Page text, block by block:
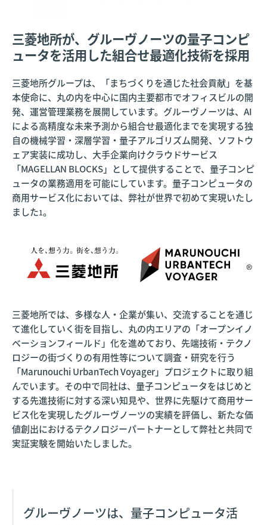
三菱地所が、グルーヴノーツの量子コンピ
ュータを活用した組合せ最適化技術を採用
三菱地所グループは、「まちづくりを通じた社会貢献」を基
本使命に、丸の内を中心に国内主要都市でオフィスビルの開
発、運営管理業務を展開しています。グルーヴノーツは、AI
による高精度な未来予測から組合せ最適化までを実現する独
自の機械学習・深層学習・量子アルゴリズム開発、ソフトウ
ェア実装に成功し、大手企業向けクラウドサービス
「MAGELLAN BLOCKS」として提供することで、量子コンピ
ュータの業務適用を可能にしています。量子コンピュータの
商用サービス化においては、弊社が世界で初めて実現いたし
ました1。
三菱地所では、多様な人・企業が集い、交流することを通じ
て進化していく街を目指し、丸の内エリアの「オープンイノ
ベーションフィールド」化を進めており、先端技術・テクノ
ロジーの街づくりの有用性等について調査・研究を行う
「Marunouchi UrbanTech Voyager」プロジェクトに取り組
んでいます。その中で同社は、量子コンピュータをはじめと
する先進技術に対する深い知見や、世界に先駆けて商用サー
ビス化を実現したグルーヴノーツの実績を評価し、新たな価
値創出におけるテクノロジーパートナーとして弊社と共同で
実証実験を開始いたしました。
グルーヴノーツは、量子コンピュータ活